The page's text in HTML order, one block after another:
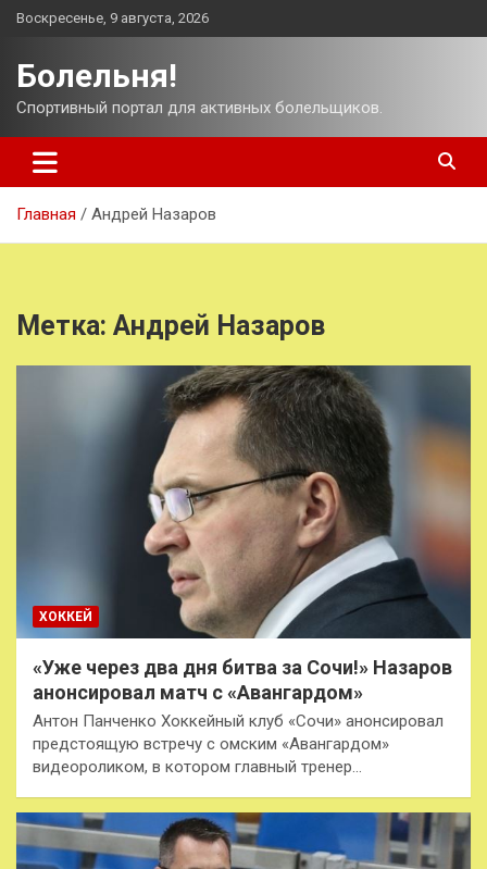
Перейти
Воскресенье, 9 августа, 2026
Болельня!
Спортивный портал для активных болельщиков.
Главная Андрей Назаров
Метка: Андрей Назаров
ХОККЕЙ
«Уже через два дня битва за Сочи!» Назаров
анонсировал матч с «Авангардом»
Антон Панченко Хоккейный клуб «Сочи» анонсировал
предстоящую встречу с омским «Авангардом»
видеороликом, в котором главный тренер…